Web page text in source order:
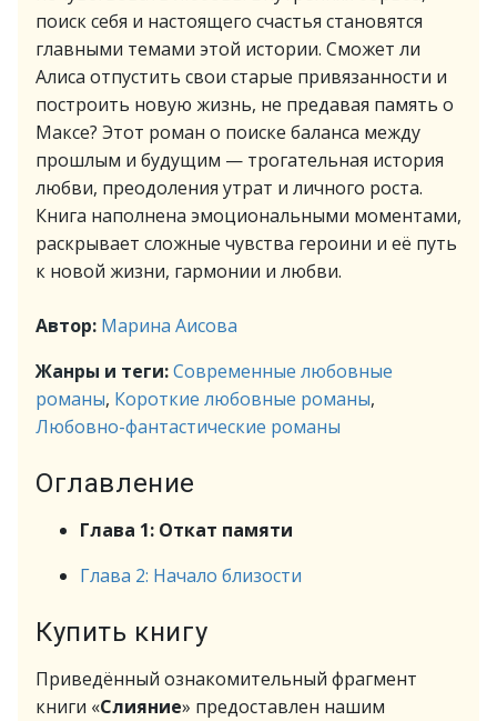
поиск себя и настоящего счастья становятся
главными темами этой истории. Сможет ли
Алиса отпустить свои старые привязанности и
построить новую жизнь, не предавая память о
Максе? Этот роман о поиске баланса между
прошлым и будущим — трогательная история
любви, преодоления утрат и личного роста.
Книга наполнена эмоциональными моментами,
раскрывает сложные чувства героини и её путь
к новой жизни, гармонии и любви.
Автор: Марина Аисова
Жанры и теги:Современные любовные
романы, Короткие любовные романы,
Любовно-фантастические романы
Оглавление
Глава 1: Откат памяти
Глава 2: Начало близости
Купить книгу
Приведённый ознакомительный фрагмент
книги «Слияние» предоставлен нашим